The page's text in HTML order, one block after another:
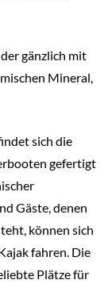
gänzlich mit
Mineral,
sich die
gefertigt
Gäste, denen
können sich
fahren. Die
Plätze für